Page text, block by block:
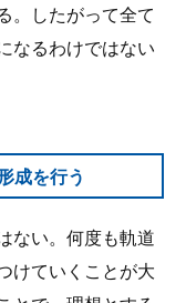
。したがって全て
なるわけではない
成を行う
ない。何度も軌道
けていくことが大